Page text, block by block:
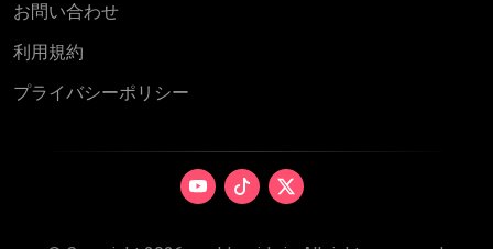
お問い合わせ
利用規約
プライバシーポリシー